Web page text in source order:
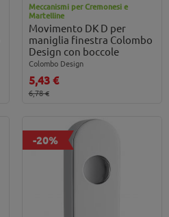
Meccanismi per Cremonesi e
Martelline
Movimento DK D per
maniglia finestra Colombo
Design con boccole
Colombo Design
5,43 €
6,78 €
-20%